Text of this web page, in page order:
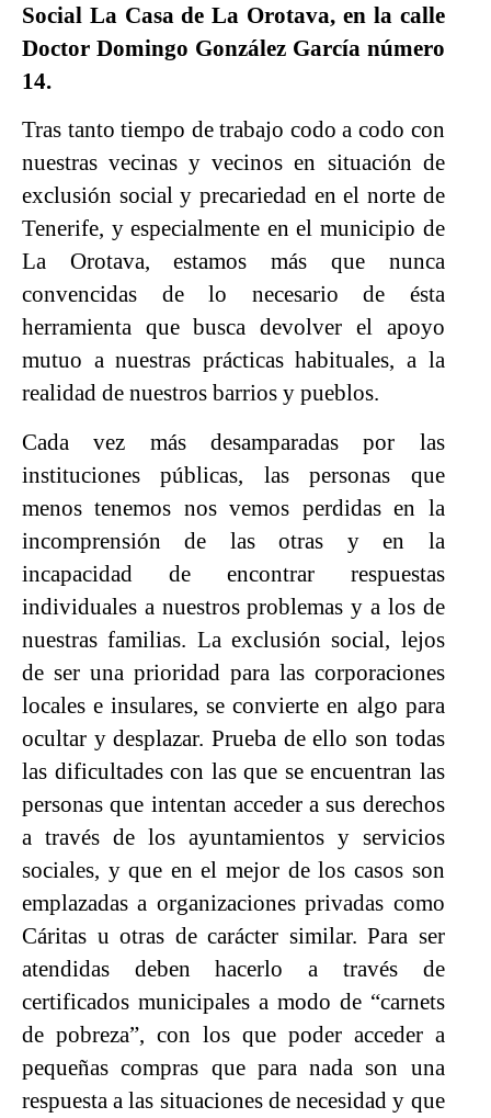
Social La Casa de La Orotava, en la calle
Doctor Domingo González García número
14.
Tras tanto tiempo de trabajo codo a codo con
nuestras vecinas y vecinos en situación de
exclusión social y precariedad en el norte de
Tenerife, y especialmente en el municipio de
La Orotava, estamos más que nunca
convencidas de lo necesario de ésta
herramienta que busca devolver el apoyo
mutuo a nuestras prácticas habituales, a la
realidad de nuestros barrios y pueblos.
Cada vez más desamparadas por las
instituciones públicas, las personas que
menos tenemos nos vemos perdidas en la
incomprensión de las otras y en la
incapacidad de encontrar respuestas
individuales a nuestros problemas y a los de
nuestras familias. La exclusión social, lejos
de ser una prioridad para las corporaciones
locales e insulares, se convierte en algo para
ocultar y desplazar. Prueba de ello son todas
las dificultades con las que se encuentran las
personas que intentan acceder a sus derechos
a través de los ayuntamientos y servicios
sociales, y que en el mejor de los casos son
emplazadas a organizaciones privadas como
Cáritas u otras de carácter similar. Para ser
atendidas deben hacerlo a través de
certificados municipales a modo de “carnets
de pobreza”, con los que poder acceder a
pequeñas compras que para nada son una
respuesta a las situaciones de necesidad y que